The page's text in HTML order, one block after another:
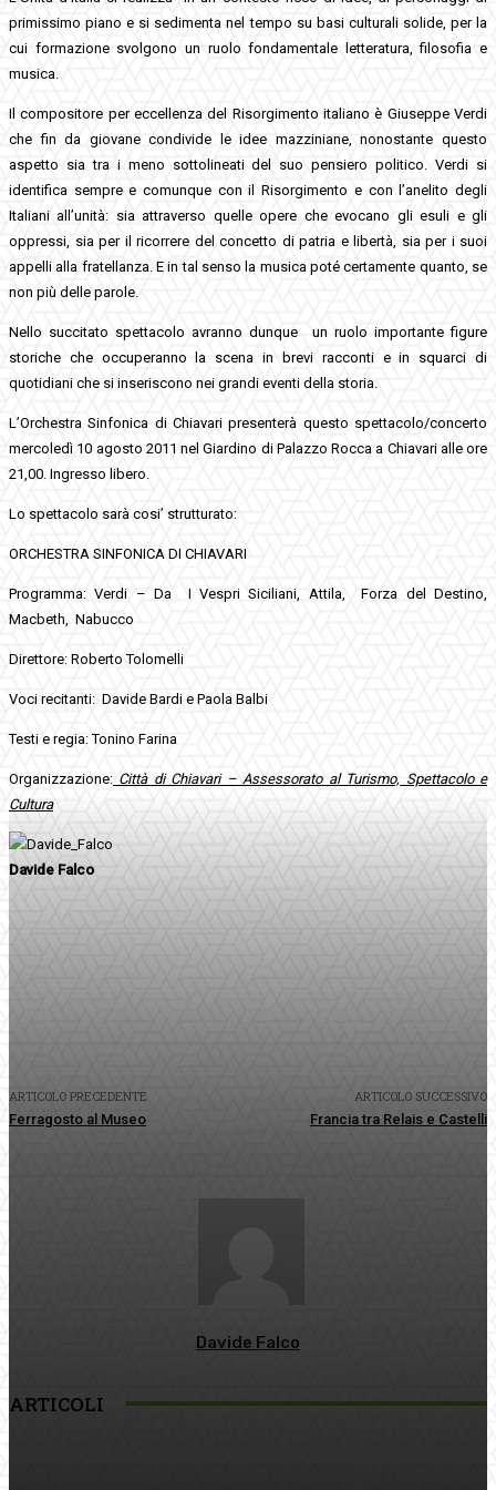
primissimo piano e si sedimenta nel tempo su basi culturali solide, per la
cui formazione svolgono un ruolo fondamentale letteratura, filosofia e
musica.
Il compositore per eccellenza del Risorgimento italiano è Giuseppe Verdi
che fin da giovane condivide le idee mazziniane, nonostante questo
aspetto sia tra i meno sottolineati del suo pensiero politico. Verdi si
identifica sempre e comunque con il Risorgimento e con l’anelito degli
Italiani all’unità: sia attraverso quelle opere che evocano gli esuli e gli
oppressi, sia per il ricorrere del concetto di patria e libertà, sia per i suoi
appelli alla fratellanza. E in tal senso la musica poté certamente quanto, se
non più delle parole.
Nello succitato spettacolo avranno dunque un ruolo importante figure
storiche che occuperanno la scena in brevi racconti e in squarci di
quotidiani che si inseriscono nei grandi eventi della storia.
L’Orchestra Sinfonica di Chiavari presenterà questo spettacolo/concerto
mercoledì 10 agosto 2011 nel Giardino di Palazzo Rocca a Chiavari alle ore
21,00. Ingresso libero.
Lo spettacolo sarà cosi’ strutturato:
ORCHESTRA SINFONICA DI CHIAVARI
Programma: Verdi – Da I Vespri Siciliani, Attila, Forza del Destino,
Macbeth, Nabucco
Direttore: Roberto Tolomelli
Voci recitanti: Davide Bardi e Paola Balbi
Testi e regia: Tonino Farina
Organizzazione: Città di Chiavari – Assessorato al Turismo, Spettacolo e
Cultura
Davide Falco
ARTICOLO PRECEDENTE
Ferragosto al Museo
ARTICOLO SUCCESSIVO
Francia tra Relais e Castelli
Davide Falco
ARTICOLI